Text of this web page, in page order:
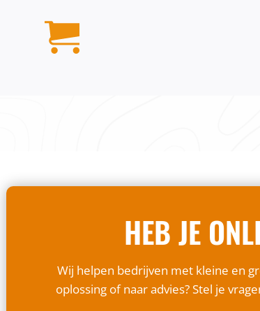
HEB JE
Wij helpen bedrijven met kleine en
oplossing of naar advies? Stel je